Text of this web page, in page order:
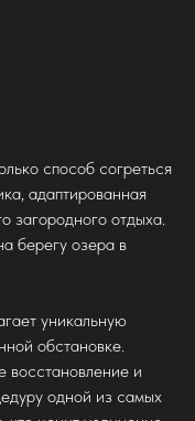
способ согреться
адаптированная
загородного отдыха.
берегу озера в
уникальную
обстановке.
восстановление и
одной из самых